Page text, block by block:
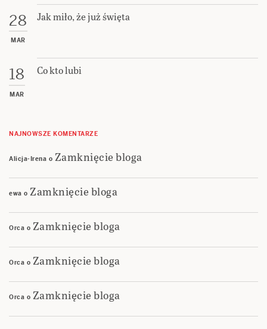
28
MAR
Jak miło, że już święta
18
MAR
Co kto lubi
NAJNOWSZE KOMENTARZE
Alicja-Irena o Zamknięcie bloga
ewa o Zamknięcie bloga
Orca o Zamknięcie bloga
Orca o Zamknięcie bloga
Orca o Zamknięcie bloga